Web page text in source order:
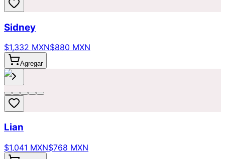
Sidney
$1,332 MXN$880 MXN
Agregar
Lian
$1,041 MXN$768 MXN